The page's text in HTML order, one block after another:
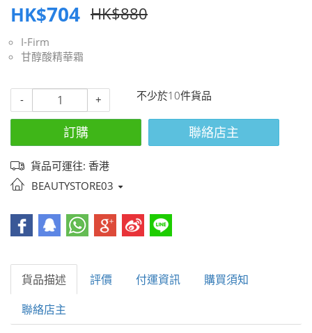
HK$704 HK$880
I-Firm
甘醇酸精華霜
- + 不少於10件貨品
訂購 聯絡店主
貨品可運往: 香港
BEAUTYSTORE03
貨品描述 評價 付運資訊
購買須知
聯絡店主